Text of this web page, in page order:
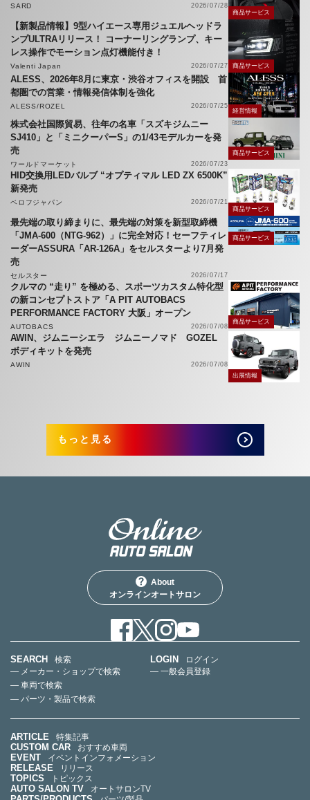
SARD
2026/07/28
商品サービス
【新製品情報】9型ハイエース専用ジュエルヘッドラ
ンプULTRAリリース！ コーナーリングランプ、キー
レス操作でモーション点灯機能付き！
Valenti Japan 2026/07/27 商品サービス
ALESS、2026年8月に東京・渋谷オフィスを開設 首
都圏での営業・情報発信体制を強化
ALESS/ROZEL 2026/07/25
経営情報
株式会社国際貿易、往年の名車「スズキジムニー
SJ410」と「ミニクーパーS」の1/43モデルカーを発
売
ワールドマーケット 2026/07/23
商品サービス
HID交換用LEDバルブ “オプティマル LED ZX 6500K”
新発売
ベロフジャパン
2026/07/21
商品サービス
最先端の取り締まりに、最先端の対策を新型取締機
「JMA-600（NTG-962）」に完全対応！セーフティレ
ーダーASSURA「AR-126A」をセルスターより7月発
売
セルスター 2026/07/17
商品サービス
クルマの “走り” を極める、スポーツカスタム特化型
の新コンセプトストア「A PIT AUTOBACS
PERFORMANCE FACTORY 大阪」オープン
AUTOBACS 2026/07/08
商品サービス
AWIN、ジムニーシエラ ジムニーノマド GOZEL
ボディキットを発売
AWIN
2026/07/08
出展情報
もっと見る
About
オンラインオートサロン
SEARCH
検索
— メーカー・ショップで検索
— 車両で検索
— パーツ・製品で検索
LOGIN
ログイン
— 一般会員登録
ARTICLE 特集記事
CUSTOM CAR おすすめ車両
EVENT イベントインフォメーション
RELEASE リリース
TOPICS トピックス
AUTO SALON TV オートサロンTV